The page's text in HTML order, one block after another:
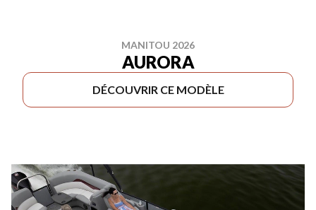
MANITOU 2026
AURORA
DÉCOUVRIR CE MODÈLE